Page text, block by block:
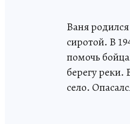
Ваня
сиротой. В
помочь
берегу реки.
село.